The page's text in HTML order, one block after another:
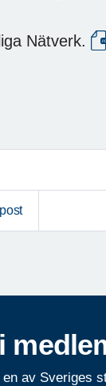
Nätverk.
en av Sveriges